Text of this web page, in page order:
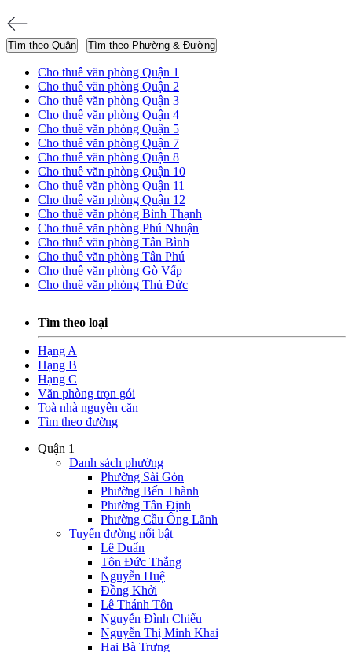
Tìm theo Quận | Tìm theo Phường & Đường
Cho thuê văn phòng Quận 1
Cho thuê văn phòng Quận 2
Cho thuê văn phòng Quận 3
Cho thuê văn phòng Quận 4
Cho thuê văn phòng Quận 5
Cho thuê văn phòng Quận 7
Cho thuê văn phòng Quận 8
Cho thuê văn phòng Quận 10
Cho thuê văn phòng Quận 11
Cho thuê văn phòng Quận 12
Cho thuê văn phòng Bình Thạnh
Cho thuê văn phòng Phú Nhuận
Cho thuê văn phòng Tân Bình
Cho thuê văn phòng Tân Phú
Cho thuê văn phòng Gò Vấp
Cho thuê văn phòng Thủ Đức
Tìm theo loại
Hạng A
Hạng B
Hạng C
Văn phòng trọn gói
Toà nhà nguyên căn
Tìm theo đường
Quận 1
Danh sách phường
Phường Sài Gòn
Phường Bến Thành
Phường Tân Định
Phường Cầu Ông Lãnh
Tuyến đường nổi bật
Lê Duẩn
Tôn Đức Thắng
Nguyễn Huệ
Đồng Khởi
Lê Thánh Tôn
Nguyễn Đình Chiểu
Nguyễn Thị Minh Khai
Hai Bà Trưng